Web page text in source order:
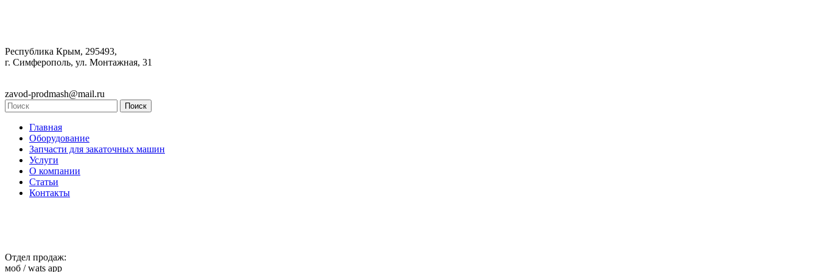
Республика Крым, 295493,
г. Симферополь, ул. Монтажная, 31
zavod-prodmash@mail.ru
Главная
Оборудование
Запчасти для закаточных машин
Услуги
О компании
Статьи
Контакты
Отдел продаж:
моб / wats app